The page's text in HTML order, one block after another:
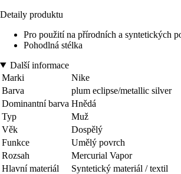
Detaily produktu
Pro použití na přírodních a syntetických
Pohodlná stélka
Další informace
Marki
Nike
Barva
plum eclipse/metallic silver
Dominantní barva Hnědá
Typ
Muž
Věk
Dospělý
Funkce
Umělý povrch
Rozsah
Mercurial Vapor
Hlavní materiál
Syntetický materiál / textil